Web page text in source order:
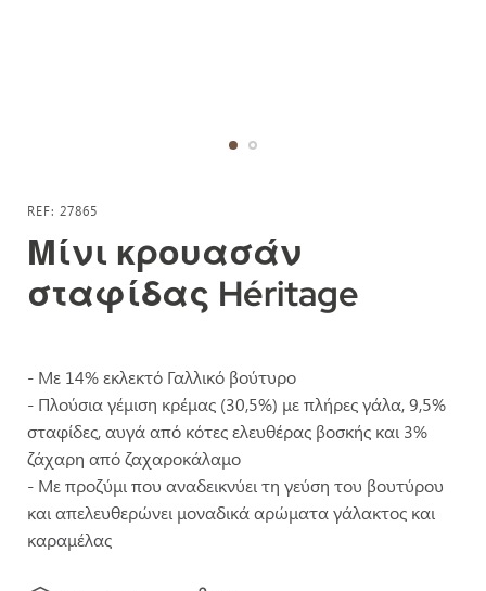
στην
αρχή
της
συλλογής
REF 27865
Μίνι κρουασάν
σταφίδας Héritage
- Με 14% εκλεκτό Γαλλικό βούτυρο
- Πλούσια γέμιση κρέμας (30,5%) με πλήρες γάλα, 9,5%
σταφίδες, αυγά από κότες ελευθέρας βοσκής και 3%
ζάχαρη από ζαχαροκάλαμο
- Με προζύμι που αναδεικνύει τη γεύση του βουτύρου
και απελευθερώνει μοναδικά αρώματα γάλακτος και
καραμέλας